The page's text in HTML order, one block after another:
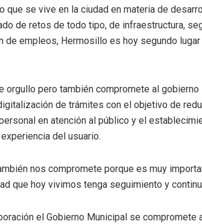
se vive en la ciudad en materia de
de retos de todo tipo, de infraestructura,
empleos, Hermosillo es hoy segundo lugar
pero también compromete al gobierno
de trámites con el objetivo de
en atención al público y el
del usuario.
nos compromete porque es muy
que hoy vivimos tenga seguimiento y
el Gobierno Municipal se compromete